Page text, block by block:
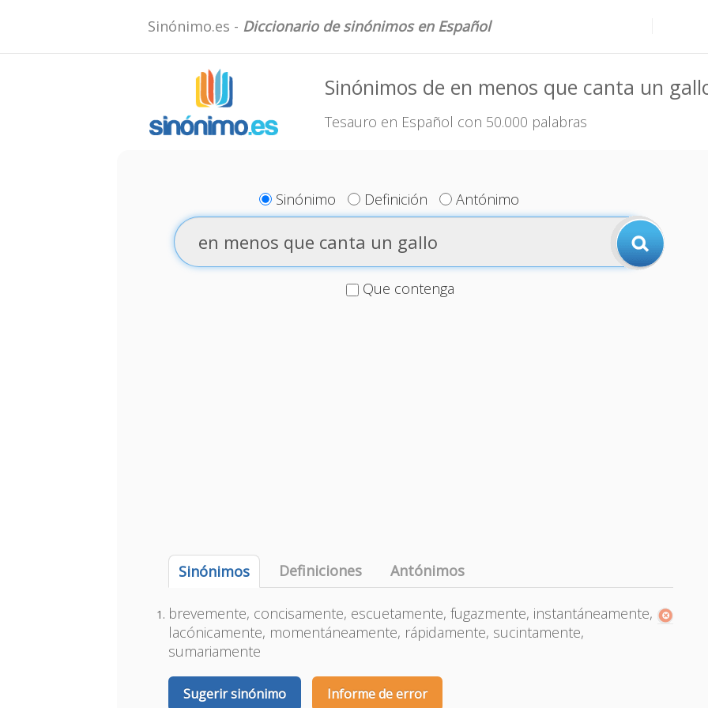
Sinónimo.es - Diccionario de sinónimos en Español
Sinónimos de en menos que canta un
Tesauro en Español con 50.000 palabras
Sinónimo Definición Antónimo
Que contenga
Sinónimos Definiciones Antónimos
brevemente, concisamente, escuetamente, fugazmente, instantáneamente,
lacónicamente, momentáneamente, rápidamente, sucintamente,
sumariamente
Sugerir sinónimo Informe de error